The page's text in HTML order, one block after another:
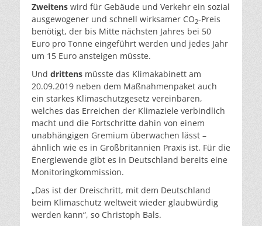
Zweitens wird für Gebäude und Verkehr ein sozial
ausgewogener und schnell wirksamer CO2-Preis
benötigt, der bis Mitte nächsten Jahres bei 50
Euro pro Tonne eingeführt werden und jedes Jahr
um 15 Euro ansteigen müsste.
Und drittens müsste das Klimakabinett am
20.09.2019 neben dem Maßnahmenpaket auch
ein starkes Klimaschutzgesetz vereinbaren,
welches das Erreichen der Klimaziele verbindlich
macht und die Fortschritte dahin von einem
unabhängigen Gremium überwachen lässt –
ähnlich wie es in Großbritannien Praxis ist. Für die
Energiewende gibt es in Deutschland bereits eine
Monitoringkommission.
„Das ist der Dreischritt, mit dem Deutschland
beim Klimaschutz weltweit wieder glaubwürdig
werden kann“, so Christoph Bals.